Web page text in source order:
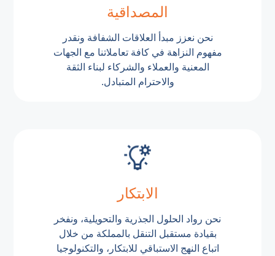
المصداقية
نحن نعزز مبدأ العلاقات الشفافة ونقدر
مفهوم النزاهة في كافة تعاملاتنا مع الجهات
المعنية والعملاء والشركاء لبناء الثقة
والاحترام المتبادل.
الابتكار
نحن رواد الحلول الجذرية والتحويلية، ونفخر
بقيادة مستقبل التنقل بالمملكة من خلال
اتباع النهج الاستباقي للابتكار، والتكنولوجيا